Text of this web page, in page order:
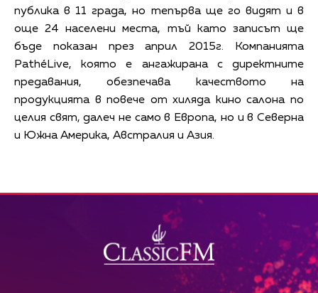
публика в 11 града, но тепърва ще го видят и в
още 24 населени места, тъй като записът ще
бъде показан през април 2015г. Компанията
PathéLive, която е ангажирана с директните
предавания, обезпечава качеството на
продукцията в повече от хиляда кино салона по
целия свят, далеч не само в Европа, но и в Северна
и Южна Америка, Австралия и Азия.